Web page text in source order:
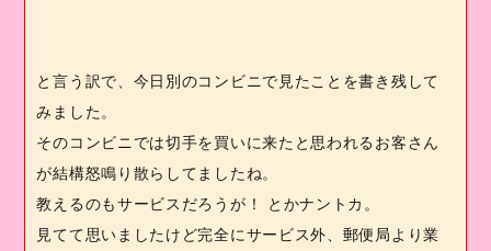
と言う訳で、今日別のコンビニで見たことを書き残して
みました。
そのコンビニでは切手を買いに来たと思われるお客さん
が結構怒鳴り散らしてましたね。
教えるのもサービスだろうが！ とかナントカ。
見てて思いましたけど完全にサービス外、郵便局より業